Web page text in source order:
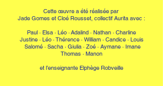
Cette œuvre a été réalisée par
Jade Gomes et Cloé Rousset, collectif Aurita avec :
Paul · Elsa · Léo ·Adalind · Nathan · Charline
Justine · Léo · Thérence ·William · Candice · Louis
Salomé · Sacha · Giulia · Zoé · Aymane · Imane
Thomas · Manon
et l’enseignante Elphège Robveille